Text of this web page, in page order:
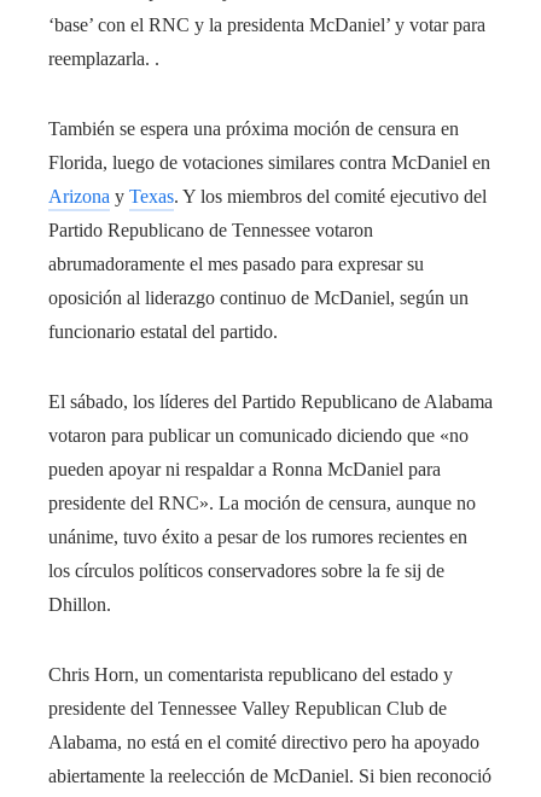
‘base’ con el RNC y la presidenta McDaniel’ y votar para
reemplazarla. .
También se espera una próxima moción de censura en
Florida, luego de votaciones similares contra McDaniel en
Arizona y Texas. Y los miembros del comité ejecutivo del
Partido Republicano de Tennessee votaron
abrumadoramente el mes pasado para expresar su
oposición al liderazgo continuo de McDaniel, según un
funcionario estatal del partido.
El sábado, los líderes del Partido Republicano de Alabama
votaron para publicar un comunicado diciendo que «no
pueden apoyar ni respaldar a Ronna McDaniel para
presidente del RNC». La moción de censura, aunque no
unánime, tuvo éxito a pesar de los rumores recientes en
los círculos políticos conservadores sobre la fe sij de
Dhillon.
Chris Horn, un comentarista republicano del estado y
presidente del Tennessee Valley Republican Club de
Alabama, no está en el comité directivo pero ha apoyado
abiertamente la reelección de McDaniel. Si bien reconoció